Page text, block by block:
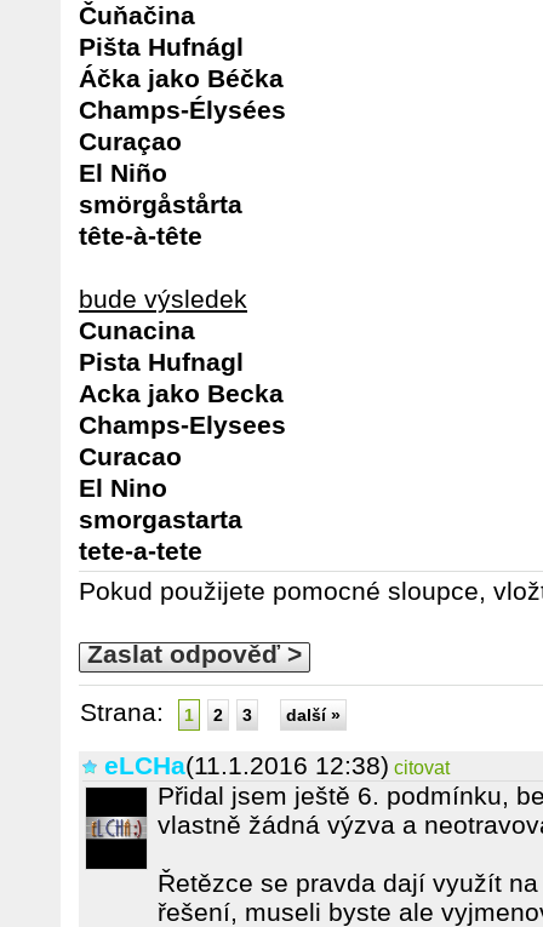
Čuňačina
Pišta Hufnágl
Áčka jako Béčka
Champs-Élysées
Curaçao
El Niño
smörgåstårta
tête-à-tête
bude výsledek
Cunacina
Pista Hufnagl
Acka jako Becka
Champs-Elysees
Curacao
El Nino
smorgastarta
tete-a-tete
Pokud použijete pomocné sloupce,
Zaslat odpověď >
Strana: 1 2 3 další »
eLCHa(11.1.2016 12:38) citovat
Přidal jsem ještě 6. podmínku,
vlastně žádná výzva a
Řetězce se pravda dají využít
řešení, museli byste ale